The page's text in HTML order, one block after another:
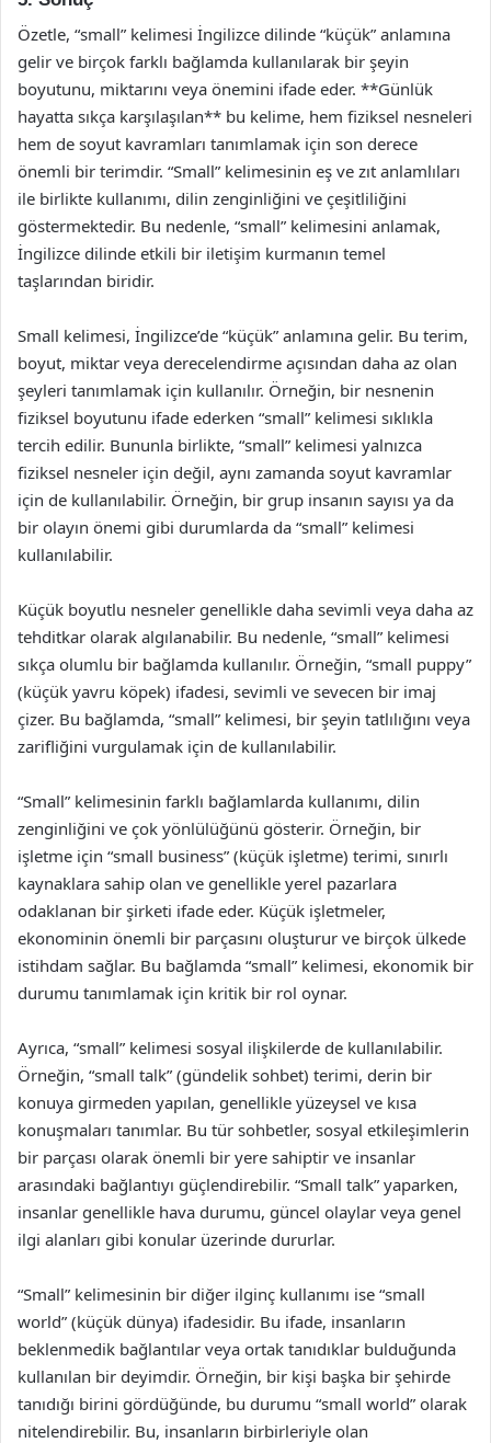
Özetle, “small” kelimesi İngilizce dilinde “küçük” anlamına
gelir ve birçok farklı bağlamda kullanılarak bir şeyin
boyutunu, miktarını veya önemini ifade eder. **Günlük
hayatta sıkça karşılaşılan** bu kelime, hem fiziksel nesneleri
hem de soyut kavramları tanımlamak için son derece
önemli bir terimdir. “Small” kelimesinin eş ve zıt anlamlıları
ile birlikte kullanımı, dilin zenginliğini ve çeşitliliğini
göstermektedir. Bu nedenle, “small” kelimesini anlamak,
İngilizce dilinde etkili bir iletişim kurmanın temel
taşlarından biridir.
Small kelimesi, İngilizce’de “küçük” anlamına gelir. Bu terim,
boyut, miktar veya derecelendirme açısından daha az olan
şeyleri tanımlamak için kullanılır. Örneğin, bir nesnenin
fiziksel boyutunu ifade ederken “small” kelimesi sıklıkla
tercih edilir. Bununla birlikte, “small” kelimesi yalnızca
fiziksel nesneler için değil, aynı zamanda soyut kavramlar
için de kullanılabilir. Örneğin, bir grup insanın sayısı ya da
bir olayın önemi gibi durumlarda da “small” kelimesi
kullanılabilir.
Küçük boyutlu nesneler genellikle daha sevimli veya daha az
tehditkar olarak algılanabilir. Bu nedenle, “small” kelimesi
sıkça olumlu bir bağlamda kullanılır. Örneğin, “small puppy”
(küçük yavru köpek) ifadesi, sevimli ve sevecen bir imaj
çizer. Bu bağlamda, “small” kelimesi, bir şeyin tatlılığını veya
zarifliğini vurgulamak için de kullanılabilir.
“Small” kelimesinin farklı bağlamlarda kullanımı, dilin
zenginliğini ve çok yönlülüğünü gösterir. Örneğin, bir
işletme için “small business” (küçük işletme) terimi, sınırlı
kaynaklara sahip olan ve genellikle yerel pazarlara
odaklanan bir şirketi ifade eder. Küçük işletmeler,
ekonominin önemli bir parçasını oluşturur ve birçok ülkede
istihdam sağlar. Bu bağlamda “small” kelimesi, ekonomik bir
durumu tanımlamak için kritik bir rol oynar.
Ayrıca, “small” kelimesi sosyal ilişkilerde de kullanılabilir.
Örneğin, “small talk” (gündelik sohbet) terimi, derin bir
konuya girmeden yapılan, genellikle yüzeysel ve kısa
konuşmaları tanımlar. Bu tür sohbetler, sosyal etkileşimlerin
bir parçası olarak önemli bir yere sahiptir ve insanlar
arasındaki bağlantıyı güçlendirebilir. “Small talk” yaparken,
insanlar genellikle hava durumu, güncel olaylar veya genel
ilgi alanları gibi konular üzerinde dururlar.
“Small” kelimesinin bir diğer ilginç kullanımı ise “small
world” (küçük dünya) ifadesidir. Bu ifade, insanların
beklenmedik bağlantılar veya ortak tanıdıklar bulduğunda
kullanılan bir deyimdir. Örneğin, bir kişi başka bir şehirde
tanıdığı birini gördüğünde, bu durumu “small world” olarak
nitelendirebilir. Bu, insanların birbirleriyle olan